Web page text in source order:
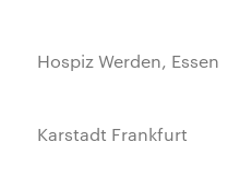
Hospiz Werden, Essen
Karstadt Frankfurt